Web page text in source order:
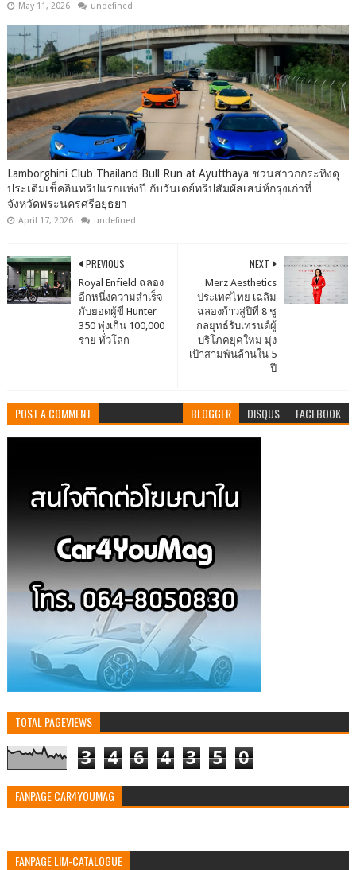
May 11, 2026 undefined
Lamborghini Club Thailand Bull Run at Ayutthaya ชวนสาวกกระทิงดุ
ประเดิมเช็คอินทริปแรกแห่งปี กับวันเดย์ทริปสัมผัสเสน่ห์กรุงเก่าที่
จังหวัดพระนครศรีอยุธยา
April 17, 2026 undefined
NEXT
Merz Aesthetics
ประเทศไทย เฉลิม
ฉลองก้าวสู่ปีที่ 8 ชู
กลยุทธ์รับเทรนด์ผู้
บริโภคยุคใหม่ มุ่ง
เป้าสามพันล้านใน 5
ปี
PREVIOUS
Royal Enfield ฉลอง
อีกหนึ่งความสำเร็จ
กับยอดผู้ขี่ Hunter
350 พุ่งเกิน 100,000
ราย ทั่วโลก
POST A COMMENT BLOGGER DISQUS FACEBOOK
TOTAL PAGEVIEWS
3 4 6 4 3 5 0
FANPAGE CAR4YOUMAG
FANPAGE LIM-CATALOGUE